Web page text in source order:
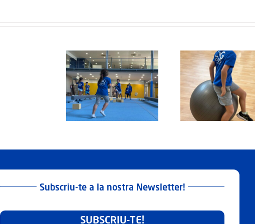
Protegit: Grup Agost:
Divendres 22 d’Agost
del 2025
Protegit:
Dijous 21
Subscriu-te a la nostra Newsletter!
SUBSCRIU-TE!